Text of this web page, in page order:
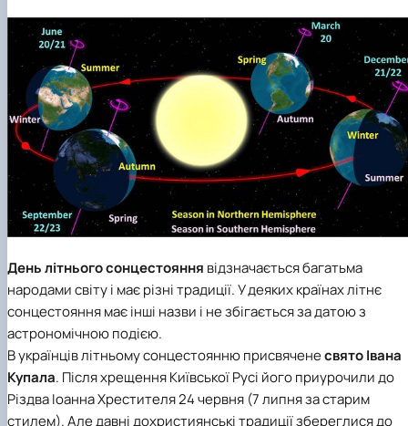
День літнього сонцестояння відзначається багатьма
народами світу і має різні традиції. У деяких країнах літнє
сонцестояння має інші назви і не збігається за датою з
астрономічною подією.
В українців літньому сонцестоянню присвяченесвято Івана
Купала. Після хрещення Київської Русі його приурочили до
Різдва Іоанна Хрестителя 24 червня (7 липня за старим
стилем). Але давні дохристиянські традиції збереглися до